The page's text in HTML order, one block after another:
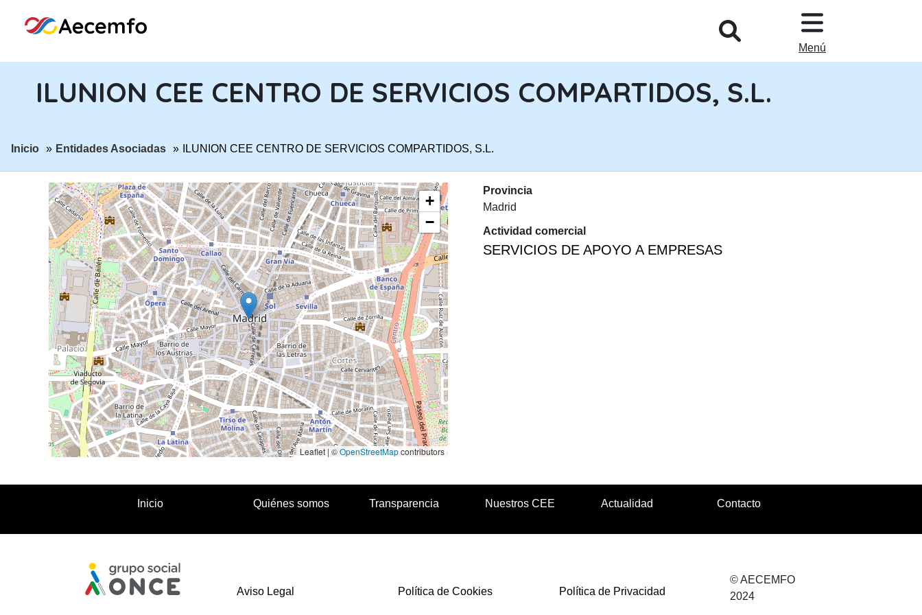
Menú
ILUNION CEE CENTRO DE SERVICIOS COMPARTIDOS, S.L.
ir a página:
Inicio ir a página:
Entidades Asociadas ILUNION CEE CENTRO DE SERVICIOS COMPARTIDOS, S.L.
+
−
Leaflet | ©OpenStreetMapcontributors
Provincia
Madrid
Actividad comercial
SERVICIOS DE APOYO A EMPRESAS
Inicio Quiénes somos Transparencia Nuestros CEE Actualidad Contacto
Aviso Legal Política de Cookies Política de Privacidad
© AECEMFO
2024